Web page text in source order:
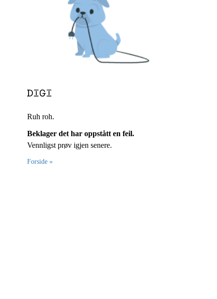
Ruh roh.
Beklager det har oppstått en feil.
Vennligst prøv igjen senere.
Forside »